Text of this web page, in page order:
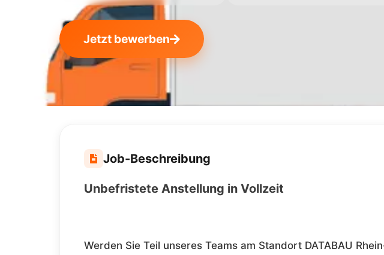
Jetzt bewerben
Job-Beschreibung
Unbefristete Anstellung in Vollzeit
Werden Sie Teil unseres Teams am Standort DATABAU